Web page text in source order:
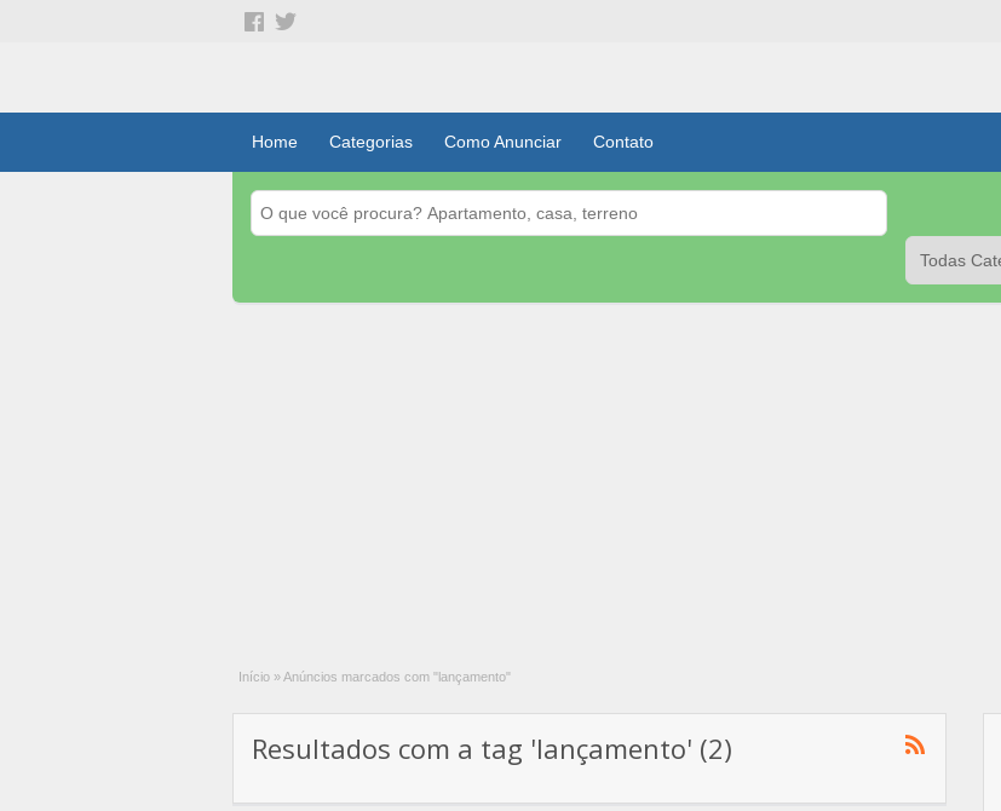
Home Categorias Como Anunciar Contato
Início »Anúncios marcados com "lançamento"
Resultados com a tag 'lançamento' (2)